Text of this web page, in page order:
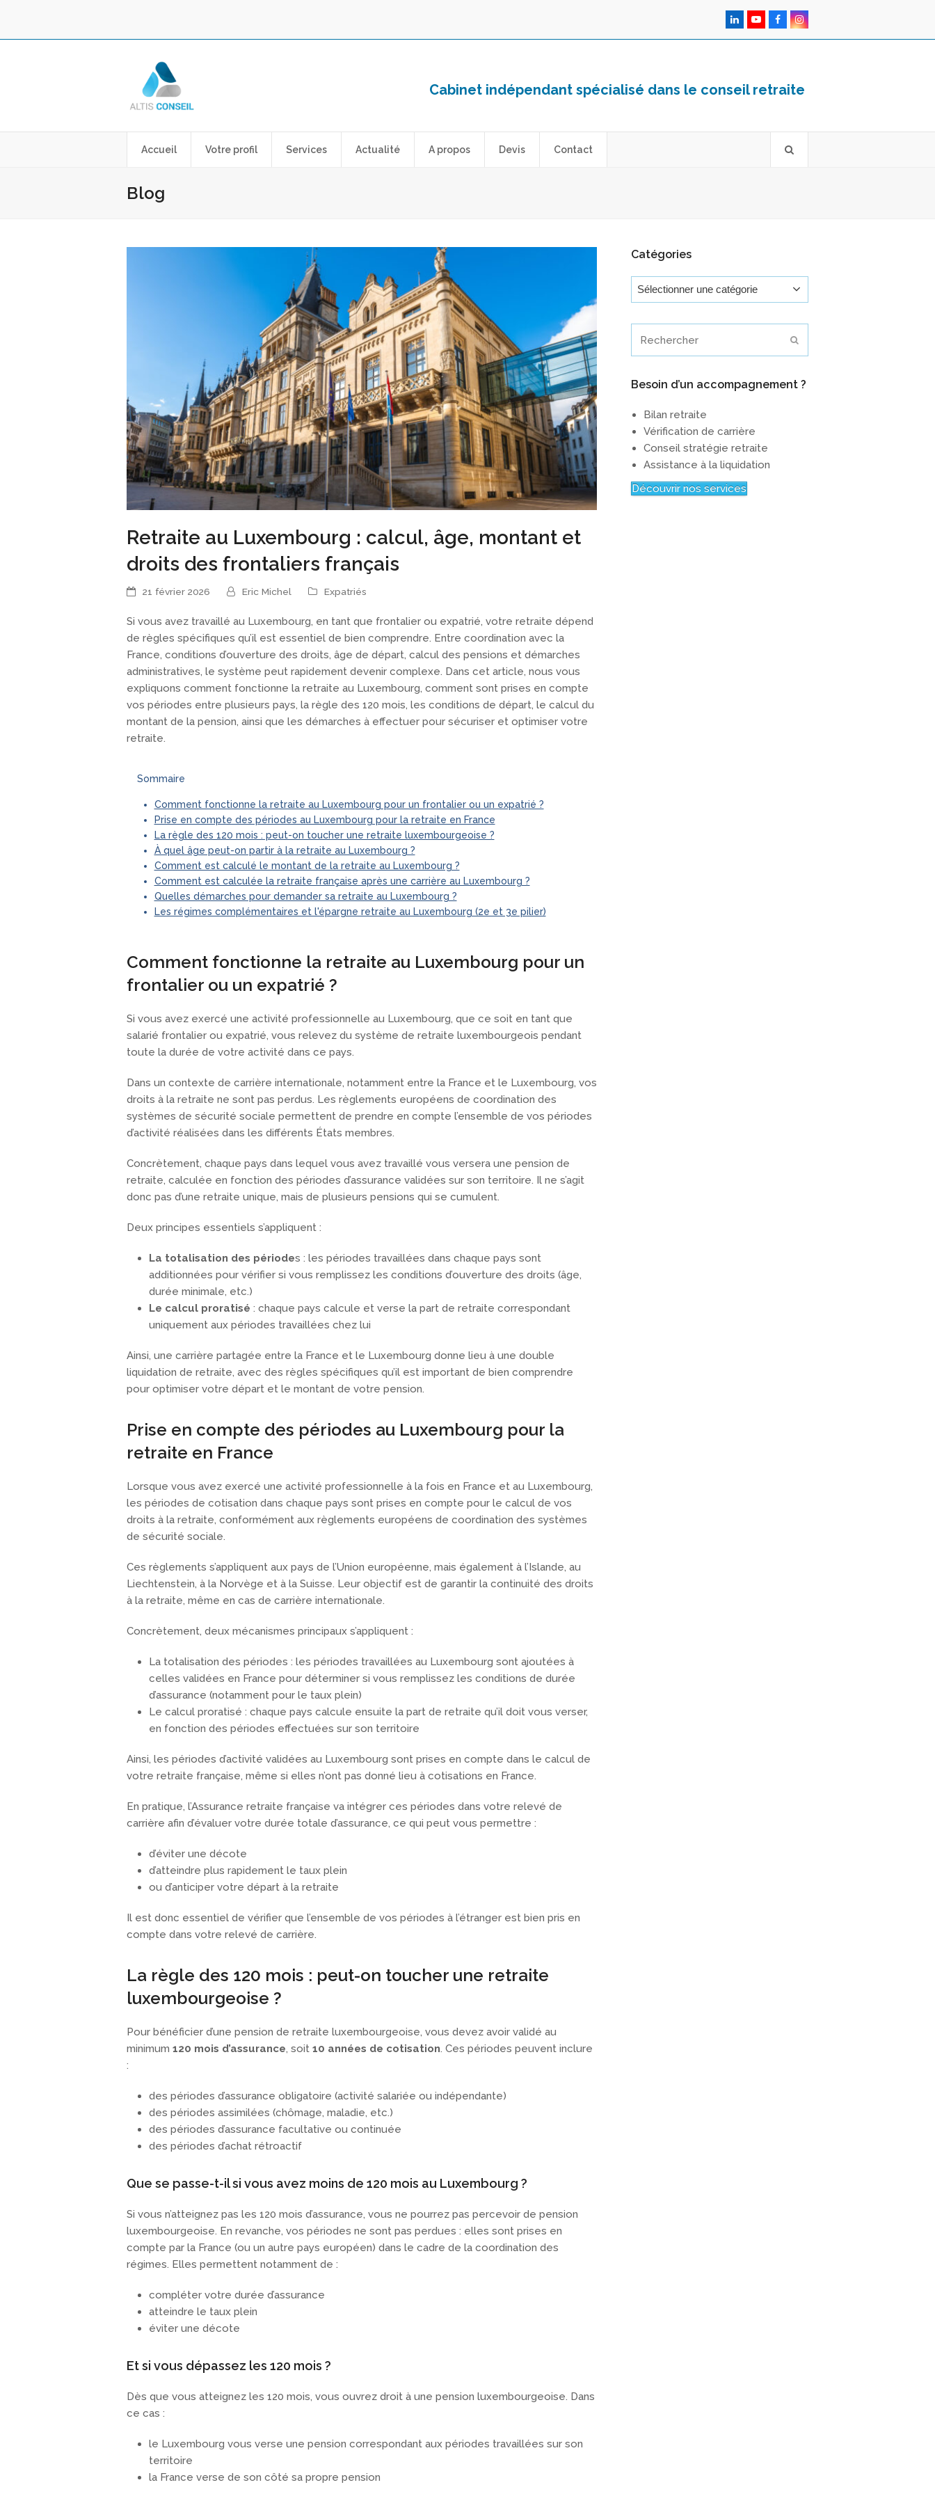
LinkedInYouTubeFacebookInstagram
Cabinet indépendant spécialisé dans le conseil retraite
Accueil Votre profil Services Actualité A propos Devis Contact
Blog
Retraite au Luxembourg : calcul, âge, montant et
droits des frontaliers français
21 février 2026 Eric Michel Expatriés
Si vous avez travaillé au Luxembourg, en tant que frontalier ou expatrié, votre retraite dépend
de règles spécifiques qu’il est essentiel de bien comprendre. Entre coordination avec la
France, conditions d’ouverture des droits, âge de départ, calcul des pensions et démarches
administratives, le système peut rapidement devenir complexe. Dans cet article, nous vous
expliquons comment fonctionne la retraite au Luxembourg, comment sont prises en compte
vos périodes entre plusieurs pays, la règle des 120 mois, les conditions de départ, le calcul du
montant de la pension, ainsi que les démarches à effectuer pour sécuriser et optimiser votre
retraite.
Sommaire
Comment fonctionne la retraite au Luxembourg pour un frontalier ou un expatrié ?
Prise en compte des périodes au Luxembourg pour la retraite en France
La règle des 120 mois : peut-on toucher une retraite luxembourgeoise ?
À quel âge peut-on partir à la retraite au Luxembourg ?
Comment est calculé le montant de la retraite au Luxembourg ?
Comment est calculée la retraite française après une carrière au Luxembourg ?
Quelles démarches pour demander sa retraite au Luxembourg ?
Les régimes complémentaires et l'épargne retraite au Luxembourg (2e et 3e pilier)
Comment fonctionne la retraite au Luxembourg pour un
frontalier ou un expatrié ?
Si vous avez exercé une activité professionnelle au Luxembourg, que ce soit en tant que
salarié frontalier ou expatrié, vous relevez du système de retraite luxembourgeois pendant
toute la durée de votre activité dans ce pays.
Dans un contexte de carrière internationale, notamment entre la France et le Luxembourg, vos
droits à la retraite ne sont pas perdus. Les règlements européens de coordination des
systèmes de sécurité sociale permettent de prendre en compte l’ensemble de vos périodes
d’activité réalisées dans les différents États membres.
Concrètement, chaque pays dans lequel vous avez travaillé vous versera une pension de
retraite, calculée en fonction des périodes d’assurance validées sur son territoire. Il ne s’agit
donc pas d’une retraite unique, mais de plusieurs pensions qui se cumulent.
Deux principes essentiels s’appliquent :
La totalisation des périodes : les périodes travaillées dans chaque pays sont
additionnées pour vérifier si vous remplissez les conditions d’ouverture des droits (âge,
durée minimale, etc.)
Le calcul proratisé : chaque pays calcule et verse la part de retraite correspondant
uniquement aux périodes travaillées chez lui
Ainsi, une carrière partagée entre la France et le Luxembourg donne lieu à une double
liquidation de retraite, avec des règles spécifiques qu’il est important de bien comprendre
pour optimiser votre départ et le montant de votre pension.
Prise en compte des périodes au Luxembourg pour la
retraite en France
Lorsque vous avez exercé une activité professionnelle à la fois en France et au Luxembourg,
les périodes de cotisation dans chaque pays sont prises en compte pour le calcul de vos
droits à la retraite, conformément aux règlements européens de coordination des systèmes
de sécurité sociale.
Ces règlements s’appliquent aux pays de l’Union européenne, mais également à l’Islande, au
Liechtenstein, à la Norvège et à la Suisse. Leur objectif est de garantir la continuité des droits
à la retraite, même en cas de carrière internationale.
Concrètement, deux mécanismes principaux s’appliquent :
La totalisation des périodes : les périodes travaillées au Luxembourg sont ajoutées à
celles validées en France pour déterminer si vous remplissez les conditions de durée
d’assurance (notamment pour le taux plein)
Le calcul proratisé : chaque pays calcule ensuite la part de retraite qu’il doit vous verser,
en fonction des périodes effectuées sur son territoire
Ainsi, les périodes d’activité validées au Luxembourg sont prises en compte dans le calcul de
votre retraite française, même si elles n’ont pas donné lieu à cotisations en France.
En pratique, l’Assurance retraite française va intégrer ces périodes dans votre relevé de
carrière afin d’évaluer votre durée totale d’assurance, ce qui peut vous permettre :
d’éviter une décote
d’atteindre plus rapidement le taux plein
ou d’anticiper votre départ à la retraite
Il est donc essentiel de vérifier que l’ensemble de vos périodes à l’étranger est bien pris en
compte dans votre relevé de carrière.
La règle des 120 mois : peut-on toucher une retraite
luxembourgeoise ?
Pour bénéficier d’une pension de retraite luxembourgeoise, vous devez avoir validé au
minimum 120 mois d’assurance, soit 10 années de cotisation. Ces périodes peuvent inclure
:
des périodes d’assurance obligatoire (activité salariée ou indépendante)
des périodes assimilées (chômage, maladie, etc.)
des périodes d’assurance facultative ou continuée
des périodes d’achat rétroactif
Que se passe-t-il si vous avez moins de 120 mois au Luxembourg ?
Si vous n’atteignez pas les 120 mois d’assurance, vous ne pourrez pas percevoir de pension
luxembourgeoise. En revanche, vos périodes ne sont pas perdues : elles sont prises en
compte par la France (ou un autre pays européen) dans le cadre de la coordination des
régimes. Elles permettent notamment de :
compléter votre durée d’assurance
atteindre le taux plein
éviter une décote
Et si vous dépassez les 120 mois ?
Dès que vous atteignez les 120 mois, vous ouvrez droit à une pension luxembourgeoise. Dans
ce cas :
le Luxembourg vous verse une pension correspondant aux périodes travaillées sur son
territoire
la France verse de son côté sa propre pension
Catégories
Catégories
Besoin d’un accompagnement ?
Bilan retraite
Vérification de carrière
Conseil stratégie retraite
Assistance à la liquidation
Découvrir nos services